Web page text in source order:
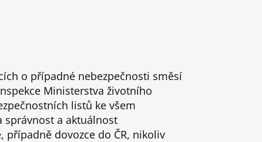
o případné nebezpečnosti směsí
Ministerstva životního
listů ke všem
správnost a aktuálnost
případně dovozce do ČR, nikoliv